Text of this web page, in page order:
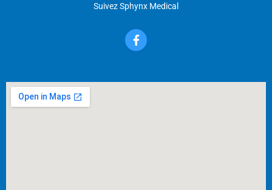
Suivez Sphynx Medical
F
a
c
o